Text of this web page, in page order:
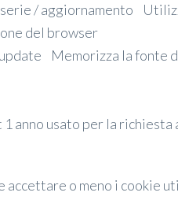
serie / aggiornamento
del browser
update Memorizza la fonte
anno usato per la richiesta
accettare o meno i cookie